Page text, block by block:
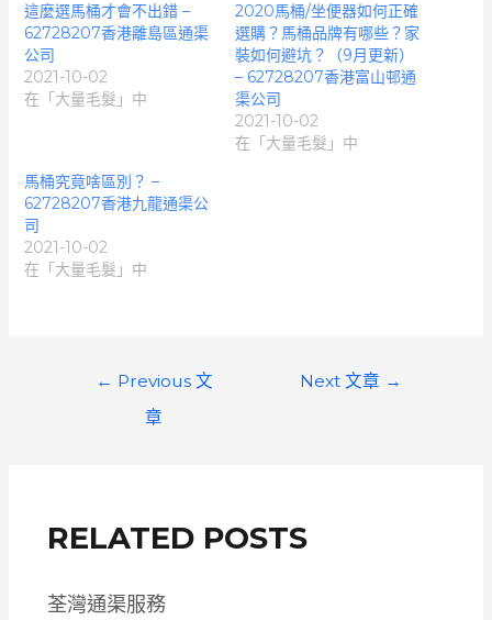
這麼選馬桶才會不出錯 –
62728207香港離島區通渠
公司
2021-10-02
在「大量毛髮」中
2020馬桶/坐便器如何正確
選購？馬桶品牌有哪些？家
裝如何避坑？（9月更新）
– 62728207香港富山邨通
渠公司
2021-10-02
在「大量毛髮」中
馬桶究竟啥區別？ –
62728207香港九龍通渠公
司
2021-10-02
在「大量毛髮」中
← Previous 文
章
Next 文章 →
RELATED POSTS
荃灣通渠服務